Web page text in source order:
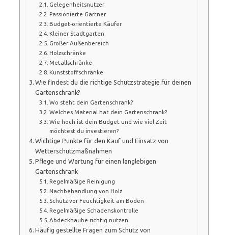
Gelegenheitsnutzer
Passionierte Gärtner
Budget-orientierte Käufer
Kleiner Stadtgarten
Großer Außenbereich
Holzschränke
Metallschränke
Kunststoffschränke
Wie findest du die richtige Schutzstrategie für deinen
Gartenschrank?
Wo steht dein Gartenschrank?
Welches Material hat dein Gartenschrank?
Wie hoch ist dein Budget und wie viel Zeit
möchtest du investieren?
Wichtige Punkte für den Kauf und Einsatz von
Wetterschutzmaßnahmen
Pflege und Wartung für einen langlebigen
Gartenschrank
Regelmäßige Reinigung
Nachbehandlung von Holz
Schutz vor Feuchtigkeit am Boden
Regelmäßige Schadenskontrolle
Abdeckhaube richtig nutzen
Häufig gestellte Fragen zum Schutz von